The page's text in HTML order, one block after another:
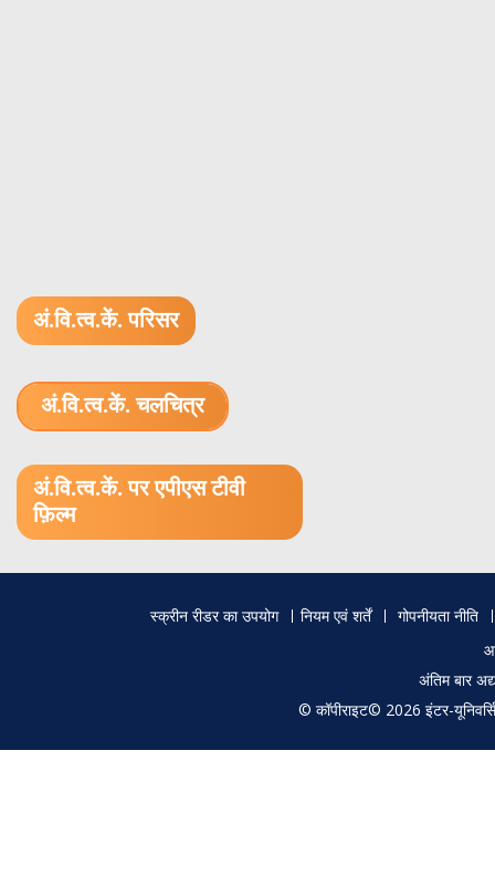
अं.वि.त्व.कें. परिसर
अं.वि.त्व.कें. चलचित्र
अं.वि.त्व.कें. पर एपीएस टीवी
फ़िल्म
स्क्रीन रीडर का उपयोग नियम एवं शर्तें
गोपनीयता नीति
अंतिम बार
© कॉपीराइट© 2026 इंटर-